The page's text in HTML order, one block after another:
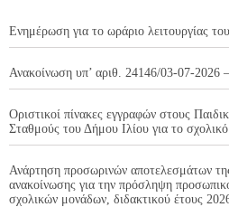
Ενημέρωση για το ωράριο λειτουργίας
Ανακοίνωση υπ’ αριθ. 24146/03-07-2026
Οριστικοί πίνακες εγγραφών στους
Σταθμούς του Δήμου Ιλίου για το
Ανάρτηση προσωρινών αποτελεσμάτων
ανακοίνωσης για την πρόσληψη
σχολικών μονάδων, διδακτικού έτους